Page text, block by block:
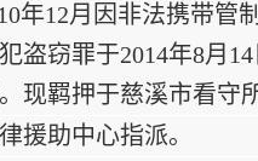
年12月因非法携带管
盗窃罪于2014年8月14
现羁押于慈溪市看守所
援助中心指派。